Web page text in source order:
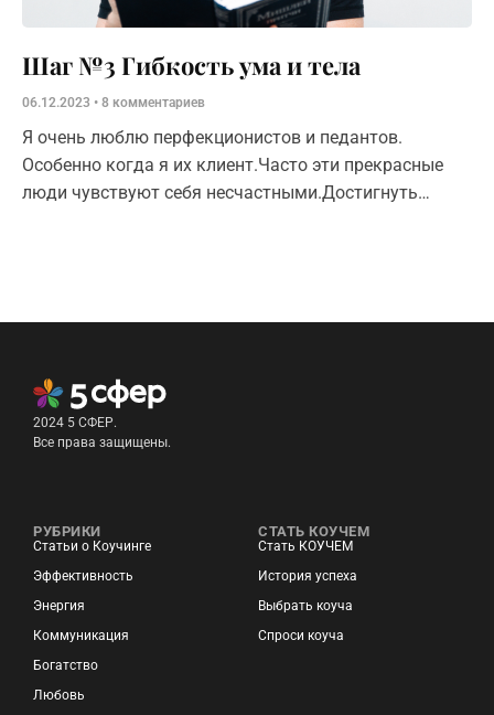
Шаг №3 Гибкость ума и тела
06.12.2023 8 комментариев
Я очень люблю перфекционистов и педантов.
Особенно когда я их клиент.Часто эти прекрасные
люди чувствуют себя несчастными.Достигнуть
2024 5 СФЕР.
Все права защищены.
РУБРИКИ
Статьи о Коучинге
Эффективность
Энергия
Коммуникация
Богатство
Любовь
СТАТЬ КОУЧЕМ
Стать КОУЧЕМ
История успеха
Выбрать коуча
Спроси коуча